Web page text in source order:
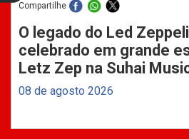
Compartilhe
O legado do Led
celebrado em grande
Letz Zep na Suhai Music
08 de agosto 2026